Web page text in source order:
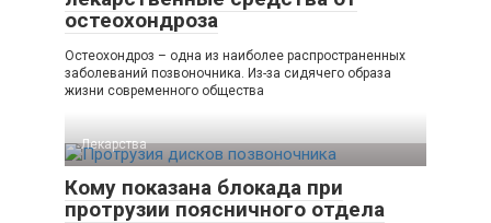
остеохондроза
Остеохондроз – одна из наиболее распространенных
заболеваний позвоночника. Из-за сидячего образа
жизни современного общества
Лекарства
Кому показана блокада при
протрузии поясничного отдела